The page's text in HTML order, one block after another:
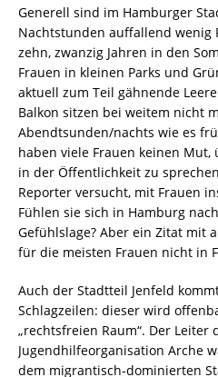
Generell sind im Hamburger
Nachtstunden auffallend wenig
zehn, zwanzig Jahren in den
Frauen in kleinen Parks und
aktuell zum Teil gähnende
Balkon sitzen bei weitem nicht
Abendtsunden/nachts wie es
haben viele Frauen keinen Mut,
in der Öffentlichkeit zu
Reporter versucht, mit Frauen
Fühlen sie sich in Hamburg
Gefühlslage? Aber ein Zitat mit
für die meisten Frauen nicht in
Auch der Stadtteil Jenfeld
Schlagzeilen: dieser wird
„rechtsfreien Raum“. Der Leiter
Jugendhilfeorganisation Arche
dem migrantisch-dominierten